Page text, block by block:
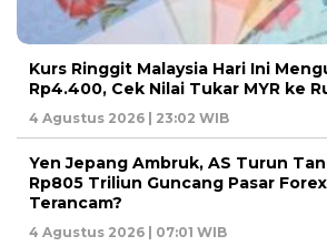
Kurs Ringgit Malaysia Hari Ini
Rp4.400, Cek Nilai Tukar MYR ke
4 Agustus 2026 | 23:02 WIB
Yen Jepang Ambruk, AS Turun
Rp805 Triliun Guncang Pasar
Terancam?
4 Agustus 2026 | 07:01 WIB